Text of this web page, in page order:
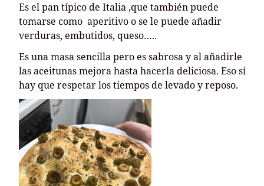
Es el pan típico de Italia ,que también puede
tomarse como aperitivo o se le puede añadir
verduras, embutidos, queso…..
Es una masa sencilla pero es sabrosa y al añadirle
las aceitunas mejora hasta hacerla deliciosa. Eso sí
hay que respetar los tiempos de levado y reposo.